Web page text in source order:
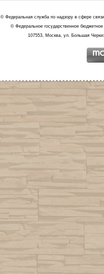
© Федеральная служба по надзору в сфере
© Федеральное государственное
107553, Москва, ул. Большая